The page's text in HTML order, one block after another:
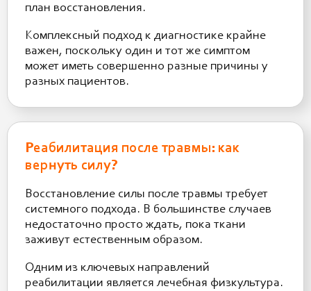
план восстановления.
Комплексный подход к диагностике крайне
важен, поскольку один и тот же симптом
может иметь совершенно разные причины у
разных пациентов.
Реабилитация после травмы: как
вернуть силу?
Восстановление силы после травмы требует
системного подхода. В большинстве случаев
недостаточно просто ждать, пока ткани
заживут естественным образом.
Одним из ключевых направлений
реабилитации является лечебная физкультура.